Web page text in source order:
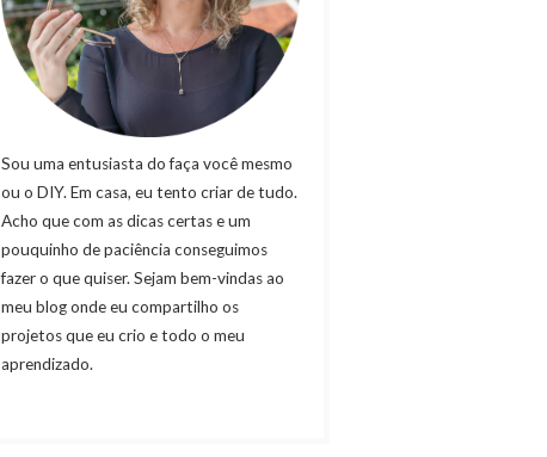
Sou uma entusiasta do faça você mesmo
ou o DIY. Em casa, eu tento criar de tudo.
Acho que com as dicas certas e um
pouquinho de paciência conseguimos
fazer o que quiser. Sejam bem-vindas ao
meu blog onde eu compartilho os
projetos que eu crio e todo o meu
aprendizado.